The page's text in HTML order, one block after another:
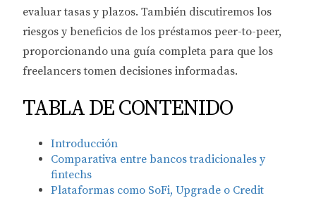
evaluar tasas y plazos. También discutiremos los
riesgos y beneficios de los préstamos peer-to-peer,
proporcionando una guía completa para que los
freelancers tomen decisiones informadas.
TABLA DE CONTENIDO
Introducción
Comparativa entre bancos tradicionales y
fintechs
Plataformas como SoFi, Upgrade o Credit